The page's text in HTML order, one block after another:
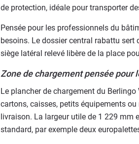
de protection, idéale pour transporter
Pensée pour les professionnels du
besoins. Le dossier central rabattu
siège latéral relevé libère de la place
Zone de chargement pensée pour
Le plancher de chargement du
cartons, caisses, petits équipements
livraison. La largeur utile de 1 229 mm
standard, par exemple deux